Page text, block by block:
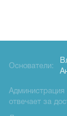
Основатели:
Администрация
отвечает за